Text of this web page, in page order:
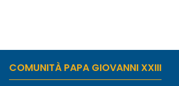
COMUNITÀ PAPA GIOVANNI XXIII